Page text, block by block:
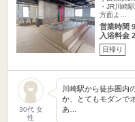
・JR川崎
方面よ…
営業時間
入浴料金
日帰り
30代 女
性
川崎駅から徒歩圏内
か、とてもモダンで
あ…